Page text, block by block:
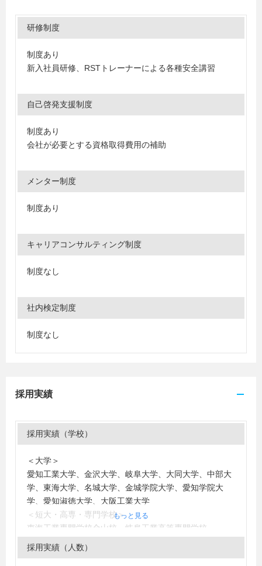
研修制度
制度あり
新入社員研修、RSTトレーナーによる各種安全講習
自己啓発支援制度
制度あり
会社が必要とする資格取得費用の補助
メンター制度
制度あり
キャリアコンサルティング制度
制度なし
社内検定制度
制度なし
採用実績
採用実績（学校）
＜大学＞
愛知工業大学、金沢大学、岐阜大学、大同大学、中部大
学、東海大学、名城大学、金城学院大学、愛知学院大
学、愛知淑徳大学、大阪工業大学
＜短大・高専・専門学校＞
東海工業専門学校金山校、岐阜工業高等専門学校
もっと見る
採用実績（人数）